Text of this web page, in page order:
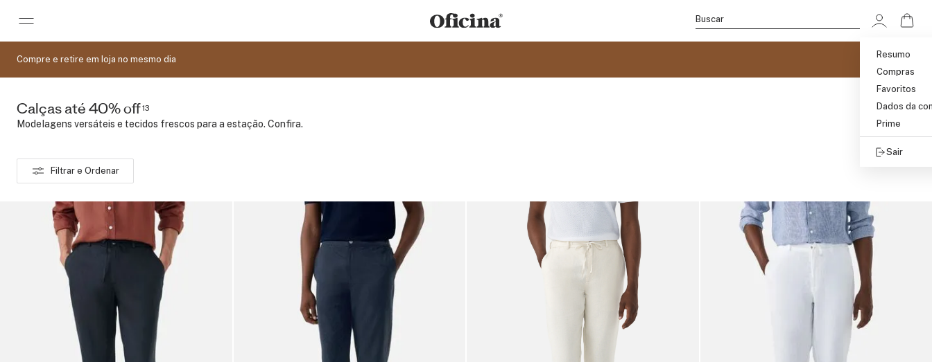
Buscar
Resumo
Compras
Favoritos
Dados da
Prime
Sair
Ir
Compre e retire em loja no mesmo dia
Calças até 40% off13
Modelagens versáteis e tecidos frescos para a estação. Confira.
Filtrar e Ordenar